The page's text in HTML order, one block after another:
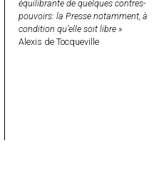
équilibrante de quelques contres-
pouvoirs: la Presse notamment, à
condition qu’elle soit libre »
Alexis de Tocqueville